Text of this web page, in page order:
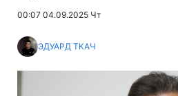
00:07 04.09.2025 Чт
ЭДУАРД ТКАЧ